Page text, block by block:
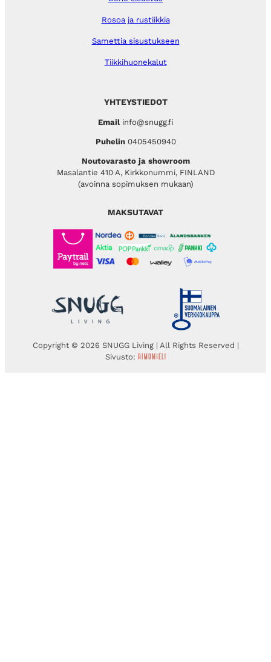
YHTEYSTIEDOT
Emailinfo@snugg.fi
Puhelin 0405450940
Noutovarasto ja showroom
Masalantie 410 A, Kirkkonummi, FINLAND
(avoinna sopimuksen mukaan)
Rosoa ja rustiikkia
Samettia sisustukseen
Tiikkihuonekalut
MAKSUTAVAT
Copyright © 2026 SNUGG Living | All Rights Reserved |
Sivusto: